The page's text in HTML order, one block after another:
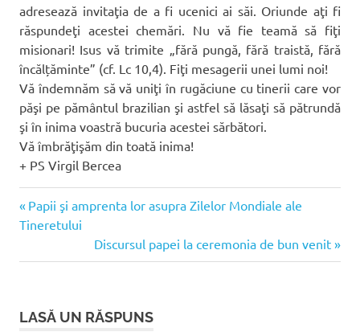
adresează invitaţia de a fi ucenici ai săi. Oriunde aţi fi
răspundeţi acestei chemări. Nu vă fie teamă să fiţi
misionari! Isus vă trimite „fără pungă, fără traistă, fără
încălțăminte” (cf. Lc 10,4). Fiţi mesagerii unei lumi noi!
Vă îndemnăm să vă uniţi în rugăciune cu tinerii care vor
păşi pe pământul brazilian şi astfel să lăsaţi să pătrundă
şi în inima voastră bucuria acestei sărbători.
Vă îmbrăţişăm din toată inima!
+ PS Virgil Bercea
Rio
Navigare
Articolul
anterior:
Papii şi amprenta lor asupra Zilelor Mondiale ale
Tineretului
Articolul
următor:
Discursul papei la ceremonia de bun venit
LASĂ UN RĂSPUNS